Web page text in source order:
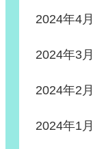
2024年4月
2024年3月
2024年2月
2024年1月